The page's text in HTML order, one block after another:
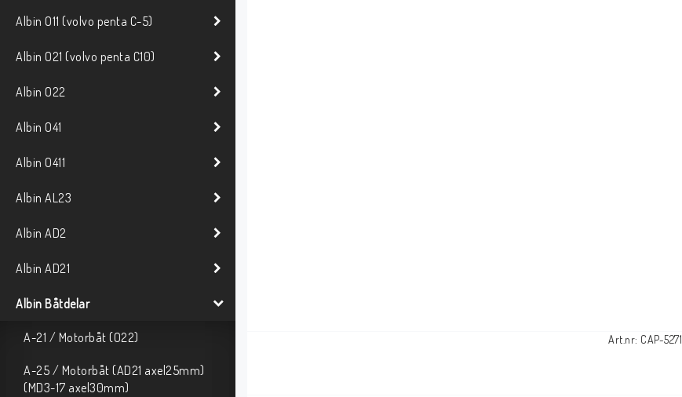
Albin O11 (volvo penta C-5)
Albin O21 (volvo penta C10)
Albin O22
Albin O41
Albin O411
Albin AL23
Albin AD2
Albin AD21
Albin Båtdelar
A-21 / Motorbåt (O22)
A-25 / Motorbåt (AD21 axel25mm)
(MD3-17 axel30mm)
Art.nr: CAP-5271